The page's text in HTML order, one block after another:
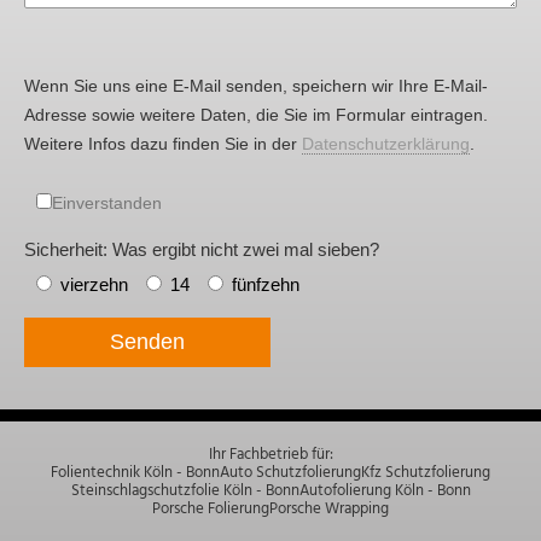
Wenn Sie uns eine E-Mail senden, speichern wir Ihre E-Mail-
Adresse sowie weitere Daten, die Sie im Formular eintragen.
Weitere Infos dazu finden Sie in der Datenschutzerklärung.
Einverstanden
Sicherheit: Was ergibt nicht zwei mal sieben?
vierzehn
14 fünfzehn
Senden
Ihr Fachbetrieb für:
Folientechnik Köln - BonnAuto SchutzfolierungKfz Schutzfolierung
Steinschlagschutzfolie Köln - BonnAutofolierung Köln - Bonn
Porsche FolierungPorsche Wrapping